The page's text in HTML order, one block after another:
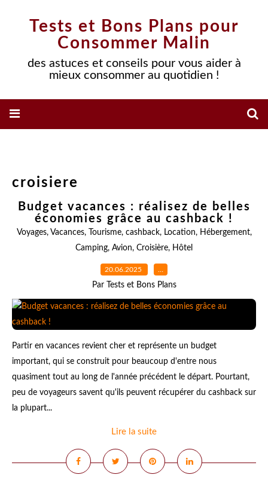
Tests et Bons Plans pour
Consommer Malin
des astuces et conseils pour vous aider à
mieux consommer au quotidien !
croisiere
Budget vacances : réalisez de belles
économies grâce au cashback !
Voyages, Vacances, Tourisme, cashback, Location, Hébergement,
Camping, Avion, Croisière, Hôtel
20.06.2025 …
Par Tests et Bons Plans
Partir en vacances revient cher et représente un budget
important, qui se construit pour beaucoup d'entre nous
quasiment tout au long de l'année précédent le départ. Pourtant,
peu de voyageurs savent qu'ils peuvent récupérer du cashback sur
la plupart...
Lire la suite